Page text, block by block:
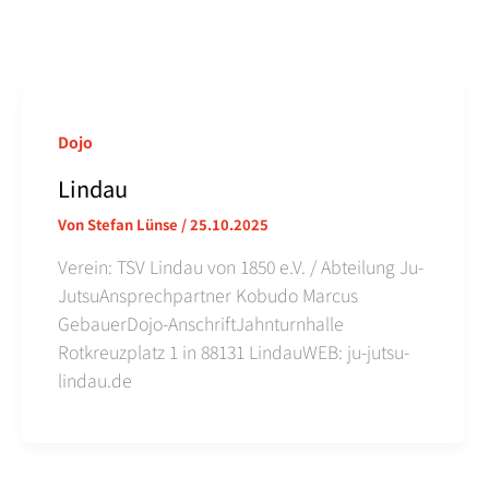
Dojo
Lindau
VonStefan Lünse /25.10.2025
Verein: TSV Lindau von 1850 e.V. / Abteilung Ju-
JutsuAnsprechpartner Kobudo Marcus
GebauerDojo-AnschriftJahnturnhalle
Rotkreuzplatz 1 in 88131 LindauWEB: ju-jutsu-
lindau.de